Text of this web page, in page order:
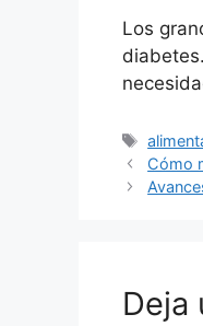
Los
Cómo
Deja